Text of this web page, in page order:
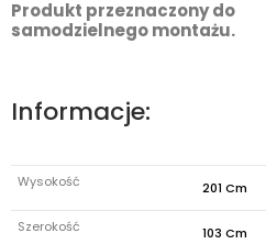
Produkt przeznaczony do
samodzielnego montażu.
Informacje:
Wysokość 201 Cm
Szerokość 103 Cm